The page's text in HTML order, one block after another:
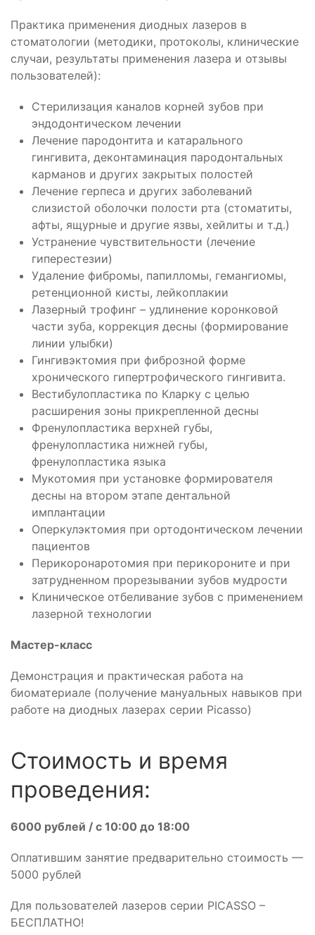
Практика применения диодных лазеров в
стоматологии (методики, протоколы, клинические
случаи, результаты применения лазера и отзывы
пользователей):
Стерилизация каналов корней зубов при
эндодонтическом лечении
Лечение пародонтита и катарального
гингивита, деконтаминация пародонтальных
карманов и других закрытых полостей
Лечение герпеса и других заболеваний
слизистой оболочки полости рта (стоматиты,
афты, ящурные и другие язвы, хейлиты и т.д.)
Устранение чувствительности (лечение
гиперестезии)
Удаление фибромы, папилломы, гемангиомы,
ретенционной кисты, лейкоплакии
Лазерный трофинг – удлинение коронковой
части зуба, коррекция десны (формирование
линии улыбки)
Гингивэктомия при фиброзной форме
хронического гипертрофического гингивита.
Вестибулопластика по Кларку с целью
расширения зоны прикрепленной десны
Френулопластика верхней губы,
френулопластика нижней губы,
френулопластика языка
Мукотомия при установке формирователя
десны на втором этапе дентальной
имплантации
Оперкулэктомия при ортодонтическом лечении
пациентов
Перикоронаротомия при перикороните и при
затрудненном прорезывании зубов мудрости
Клиническое отбеливание зубов с применением
лазерной технологии
Мастер-класс
Демонстрация и практическая работа на
биоматериале (получение мануальных навыков при
работе на диодных лазерах серии Picasso)
Стоимость и время
проведения:
6000 рублей / с 10:00 до 18:00
Оплатившим занятие предварительно стоимость —
5000 рублей
Для пользователей лазеров серии PICASSO –
БЕСПЛАТНО!